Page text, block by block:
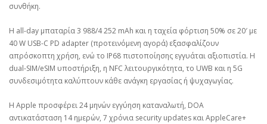
συνθήκη.
Η all-day μπαταρία 3 988/4 252 mAh και η ταχεία φόρτιση 50% σε 20′ με
40 W USB-C PD adapter (προτεινόμενη αγορά) εξασφαλίζουν
απρόσκοπτη χρήση, ενώ το IP68 πιστοποίησης εγγυάται αξιοπιστία. Η
dual-SIM/eSIM υποστήριξη, η NFC λειτουργικότητα, το UWB και η 5G
συνδεσιμότητα καλύπτουν κάθε ανάγκη εργασίας ή ψυχαγωγίας.
Η Apple προσφέρει 24 μηνών εγγύηση καταναλωτή, DOA
αντικατάσταση 14 ημερών, 7 χρόνια security updates και AppleCare+